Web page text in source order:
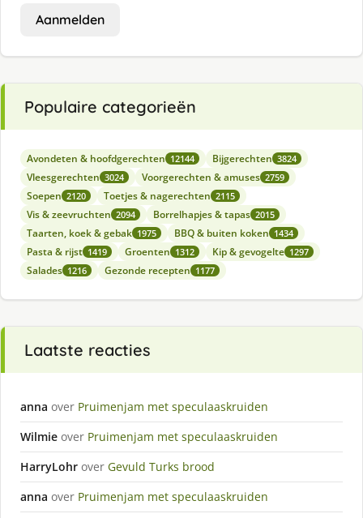
Aanmelden
Populaire categorieën
Avondeten & hoofdgerechten 12144 Bijgerechten 3824
Vleesgerechten 3024 Voorgerechten & amuses 2759
Soepen 2120 Toetjes & nagerechten 2115
Vis & zeevruchten 2094 Borrelhapjes & tapas 2015
Taarten, koek & gebak 1975 BBQ & buiten koken 1434
Pasta & rijst 1419 Groenten 1312 Kip & gevogelte 1297
Salades 1216 Gezonde recepten 1177
Laatste reacties
anna over Pruimenjam met speculaaskruiden
Wilmie over Pruimenjam met speculaaskruiden
HarryLohr over Gevuld Turks brood
anna over Pruimenjam met speculaaskruiden